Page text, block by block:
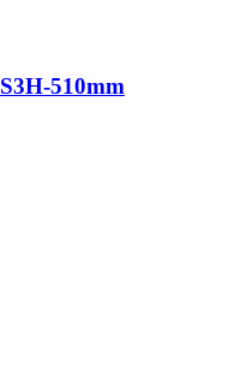
510mm